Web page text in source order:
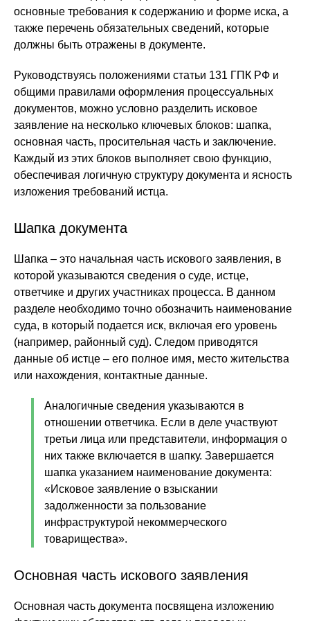
основные требования к содержанию и форме иска, а
также перечень обязательных сведений, которые
должны быть отражены в документе.
Руководствуясь положениями статьи 131 ГПК РФ и
общими правилами оформления процессуальных
документов, можно условно разделить исковое
заявление на несколько ключевых блоков: шапка,
основная часть, просительная часть и заключение.
Каждый из этих блоков выполняет свою функцию,
обеспечивая логичную структуру документа и ясность
изложения требований истца.
Шапка документа
Шапка – это начальная часть искового заявления, в
которой указываются сведения о суде, истце,
ответчике и других участниках процесса. В данном
разделе необходимо точно обозначить наименование
суда, в который подается иск, включая его уровень
(например, районный суд). Следом приводятся
данные об истце – его полное имя, место жительства
или нахождения, контактные данные.
Аналогичные сведения указываются в
отношении ответчика. Если в деле участвуют
третьи лица или представители, информация о
них также включается в шапку. Завершается
шапка указанием наименование документа:
«Исковое заявление о взыскании
задолженности за пользование
инфраструктурой некоммерческого
товарищества».
Основная часть искового заявления
Основная часть документа посвящена изложению